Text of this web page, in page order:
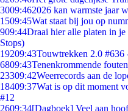
3009:462026 kan warmste jaar
1509:45Wat staat bij jou op
909:44Draai hier alle platen in
Stops)
19209:43Touwtrekken 2.0
6809:43Tenenkrommende
23309:42Weerrecords aan de
18409:37Wat is op dit moment
#12
2609:34[Dagboek] Veel aan